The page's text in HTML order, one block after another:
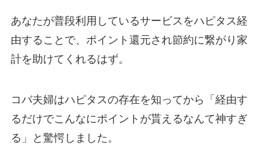
あなたが普段利用しているサービスをハピタス経
由することで、ポイント還元され節約に繋がり家
計を助けてくれるはず。
コバ夫婦はハピタスの存在を知ってから「経由す
るだけでこんなにポイントが貰えるなんて神すぎ
る」と驚愕しました。